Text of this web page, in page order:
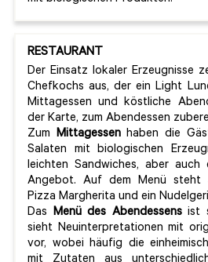
RESTAURANT
Der Einsatz lokaler Erzeugnisse
Chefkochs aus, der ein Light
Mittagessen und köstliche
der Karte, zum Abendessen
Zum Mittagessenhaben die
Salaten mit biologischen
leichten Sandwiches, aber auch
Angebot. Auf dem Menü steht
Pizza Margherita und ein
Das Menü des Abendessensist
sieht Neuinterpretationen mit
vor, wobei häufig die